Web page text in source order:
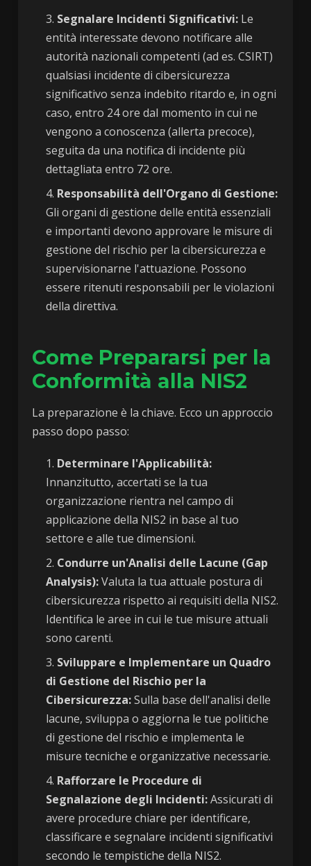
Segnalare Incidenti Significativi: Le
entità interessate devono notificare alle
autorità nazionali competenti (ad es. CSIRT)
qualsiasi incidente di cibersicurezza
significativo senza indebito ritardo e, in ogni
caso, entro 24 ore dal momento in cui ne
vengono a conoscenza (allerta precoce),
seguita da una notifica di incidente più
dettagliata entro 72 ore.
Responsabilità dell'Organo di Gestione:
Gli organi di gestione delle entità essenziali
e importanti devono approvare le misure di
gestione del rischio per la cibersicurezza e
supervisionarne l'attuazione. Possono
essere ritenuti responsabili per le violazioni
della direttiva.
Come Prepararsi per la
Conformità alla NIS2
La preparazione è la chiave. Ecco un approccio
passo dopo passo:
Determinare l'Applicabilità:
Innanzitutto, accertati se la tua
organizzazione rientra nel campo di
applicazione della NIS2 in base al tuo
settore e alle tue dimensioni.
Condurre un'Analisi delle Lacune (Gap
Analysis):Valuta la tua attuale postura di
cibersicurezza rispetto ai requisiti della NIS2.
Identifica le aree in cui le tue misure attuali
sono carenti.
Sviluppare e Implementare un Quadro
di Gestione del Rischio per la
Cibersicurezza:Sulla base dell'analisi delle
lacune, sviluppa o aggiorna le tue politiche
di gestione del rischio e implementa le
misure tecniche e organizzative necessarie.
Rafforzare le Procedure di
Segnalazione degli Incidenti:Assicurati di
avere procedure chiare per identificare,
classificare e segnalare incidenti significativi
secondo le tempistiche della NIS2.